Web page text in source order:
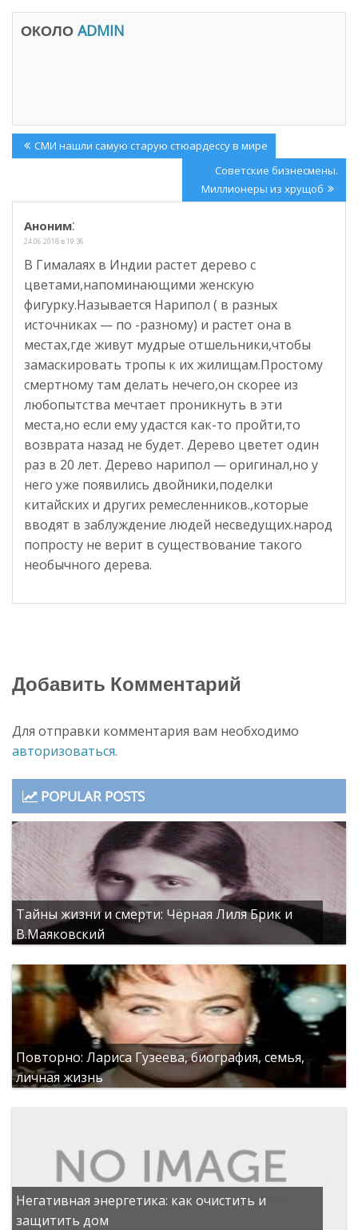
м
о
к
в
о
м
ОКОЛО ADMIN
Навигация
по
Previous
Post:
СМИ нашли самую старую стюардессу в мире
Next
Post:
Советские бизнесмены.
Миллионеры из хрущоб
Аноним:
24.06.2018 в 19:36
В Гималаях в Индии растет дерево с
цветами,напоминающими женскую
фигурку.Называется Нарипол ( в разных
источниках — по -разному) и растет она в
местах,где живут мудрые отшельники,чтобы
замаскировать тропы к их жилищам.Простому
смертному там делать нечего,он скорее из
любопытства мечтает проникнуть в эти
места,но если ему удастся как-то пройти,то
возврата назад не будет. Дерево цветет один
раз в 20 лет. Дерево нарипол — оригинал,но у
него уже появились двойники,поделки
китайских и других ремесленников.,которые
вводят в заблуждение людей несведущих.народ
попросту не верит в существование такого
необычного дерева.
Добавить Комментарий
Для отправки комментария вам необходимо
авторизоваться.
POPULAR POSTS
Тайны жизни и смерти: Чёрная Лиля Брик и
В.Маяковский
Повторно: Лариса Гузеева, биография, семья,
личная жизнь
Негативная энергетика: как очистить и
защитить дом